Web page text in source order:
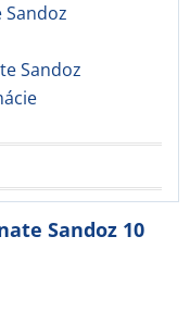
Sandoz
Sandoz 10